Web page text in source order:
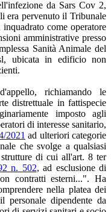
da Sars Cov 2,
era pervenuto il Tribunale
come operatore
amministrative presso
Sanità Animale del
ubicata in edificio non
richiamando le
distrettuale in fattispecie
imposto agli
di interesse sanitario,
2021 ad ulteriori categorie
che svolge a qualsiasi
di cui all'art. 8 ter
n. 502, ad esclusione di
contratti esterni...". Ha
nella platea dei
personale dipendente da